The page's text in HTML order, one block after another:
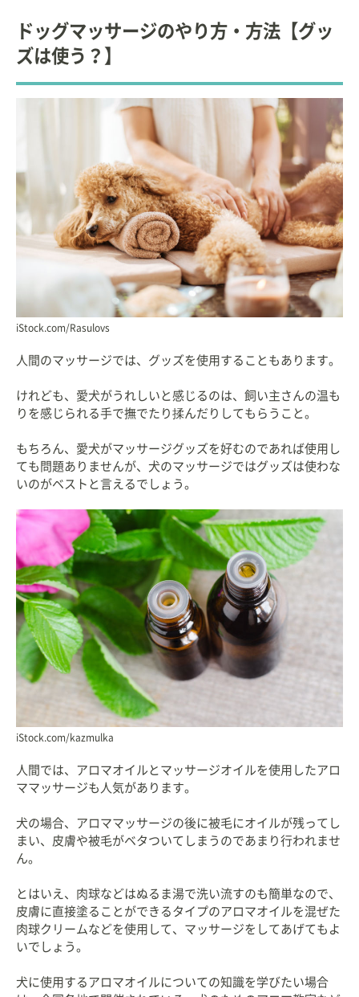
ドッグマッサージのやり方・方法【グッ
ズは使う？】
iStock.com/Rasulovs
人間のマッサージでは、グッズを使用することもあります。
けれども、愛犬がうれしいと感じるのは、飼い主さんの温も
りを感じられる手で撫でたり揉んだりしてもらうこと。
もちろん、愛犬がマッサージグッズを好むのであれば使用し
ても問題ありませんが、犬のマッサージではグッズは使わな
いのがベストと言えるでしょう。
iStock.com/kazmulka
人間では、アロマオイルとマッサージオイルを使用したアロ
ママッサージも人気があります。
犬の場合、アロママッサージの後に被毛にオイルが残ってし
まい、皮膚や被毛がベタついてしまうのであまり行われませ
ん。
とはいえ、肉球などはぬるま湯で洗い流すのも簡単なので、
皮膚に直接塗ることができるタイプのアロマオイルを混ぜた
肉球クリームなどを使用して、マッサージをしてあげてもよ
いでしょう。
犬に使用するアロマオイルについての知識を学びたい場合